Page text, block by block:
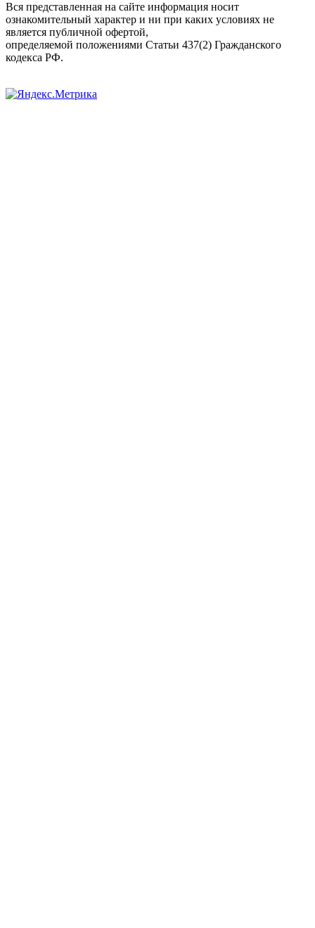
Вся представленная на сайте информация носит
ознакомительный характер и ни при каких условиях не
является публичной офертой,
определяемой положениями Статьи 437(2) Гражданского
кодекса РФ.